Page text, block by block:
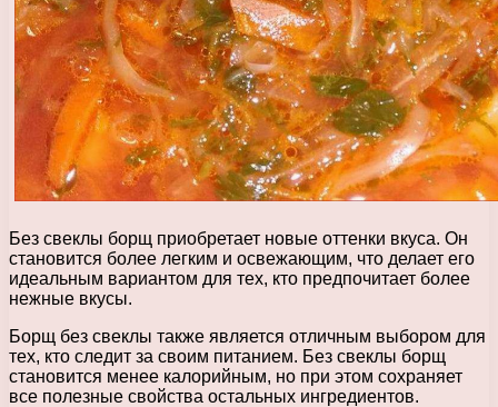
Без свеклы борщ приобретает новые оттенки вкуса. Он
становится более легким и освежающим, что делает его
идеальным вариантом для тех, кто предпочитает более
нежные вкусы.
Борщ без свеклы также является отличным выбором для
тех, кто следит за своим питанием. Без свеклы борщ
становится менее калорийным, но при этом сохраняет
все полезные свойства остальных ингредиентов.